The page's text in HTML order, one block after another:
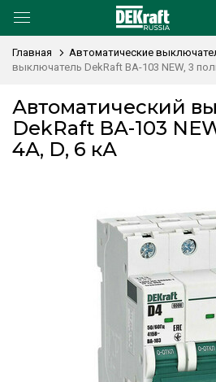
Главная Автоматические
выключатель DekRaft ВА-103 NEW, 3
Автоматический
DekRaft ВА-103
4А, D, 6 кА